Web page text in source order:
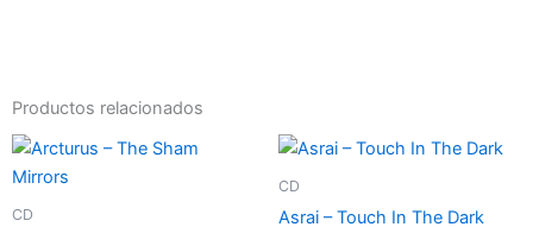
Productos relacionados
CD
CD
Asrai – Touch In The Dark